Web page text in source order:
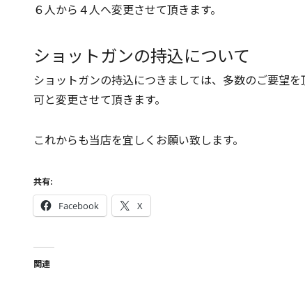
６人から４人へ変更させて頂きます。
ショットガンの持込について
ショットガンの持込につきましては、多数のご要望
可と変更させて頂きます。
これからも当店を宜しくお願い致します。
共有:
Facebook X
関連